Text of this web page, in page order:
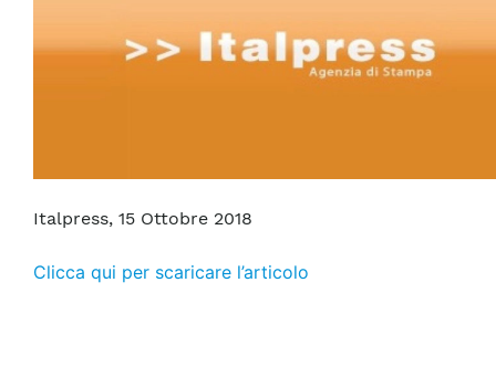
Italpress, 15 Ottobre 2018
Clicca qui per scaricare l’articolo